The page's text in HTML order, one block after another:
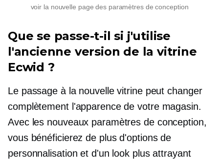
voir la nouvelle page des paramètres de conception
Que se passe-t-il si j'utilise
l'ancienne version de la vitrine
Ecwid ?
Le passage à la nouvelle vitrine peut changer
complètement l'apparence de votre magasin.
Avec les nouveaux paramètres de conception,
vous bénéficierez de plus d'options de
personnalisation et d'un look plus attrayant